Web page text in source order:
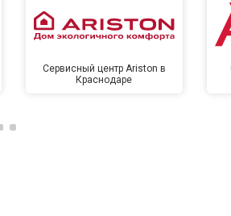
Сервисный центр Ariston в
Краснодаре